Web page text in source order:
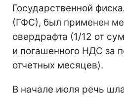
Государственной
(ГФС), был применен
овердрафта (1/12 от
и погашенного НДС за
отчетных месяцев).
В начале июля речь